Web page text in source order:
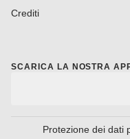
Crediti
SCARICA LA NOSTRA
Protezione dei dati